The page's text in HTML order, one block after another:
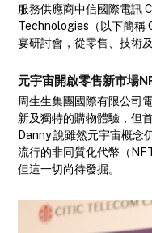
服務供應商中信國際電訊
Technologies（以下簡稱
宴研討會，從零售、技術
元宇宙開啟零售新市場
周生生集團國際有限公司
新及獨特的購物體驗，但
Danny 說雖然元宇宙概念
流行的非同質化代幣（
但這一切尚待發掘。